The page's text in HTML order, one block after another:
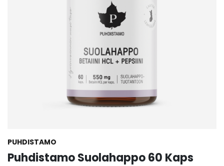
PUHDISTAMO
Puhdistamo Suolahappo 60 Kaps